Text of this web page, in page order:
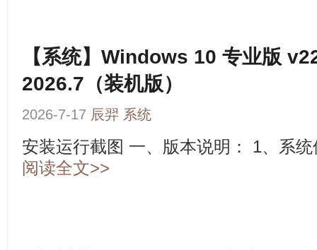
【系统】Windows 10 专业版
2026.7（装机版）
2026-7-17 辰羿 系统
安装运行截图 一、版本说明： 1、系
阅读全文>>